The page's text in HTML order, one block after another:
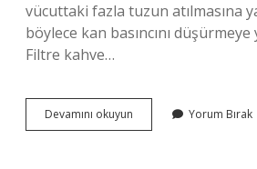
vücuttaki fazla tuzun atılmasına
böylece kan basıncını düşürmeye
Filtre kahve…
Devamını okuyun
Kahve
Yorum Bırak